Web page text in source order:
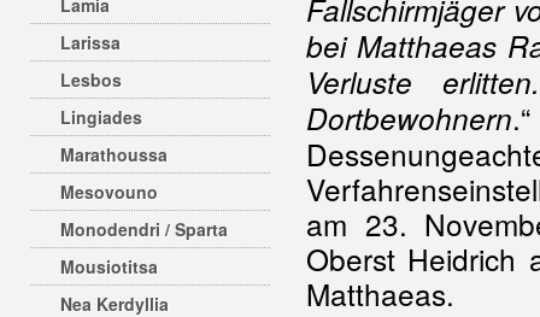
Lamia
Larissa
Lesbos
Lingiades
Marathoussa
Mesovouno
Monodendri / Sparta
Mousiotitsa
Nea Kerdyllia
Fallschirmjäger
bei Matthaeas
Verluste
Dortbewohnern
am 23.
Oberst Heidrich
Matthaeas.